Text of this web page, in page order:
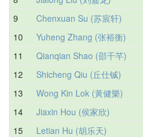
9
Chenxuan Su (苏宸轩)
10
Yuheng Zhang (张裕衡)
11
Qianqian Shao (邵千芊)
12
Shicheng Qiu (丘仕铖)
13
Wong Kin Lok (黃健樂)
14
Jiaxin Hou (侯家欣)
15
Letian Hu (胡乐天)